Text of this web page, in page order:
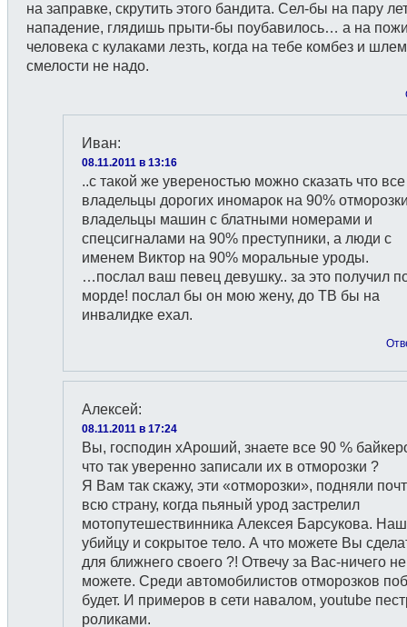
на заправке, скрутить этого бандита. Сел-бы на пару
нападение, глядишь прыти-бы поубавилось… а на
человека с кулаками лезть, когда на тебе комбез и
смелости не надо.
Иван:
08.11.2011 в 13:16
..с такой же увереностью можно сказать что все
владельцы дорогих иномарок на 90%
владельцы машин с блатными номерами и
спецсигналами на 90% преступники, а люди с
именем Виктор на 90% моральные уроды.
…послал ваш певец девушку.. за это получил
морде! послал бы он мою жену, до ТВ бы на
инвалидке ехал.
Алексей:
08.11.2011 в 17:24
Вы, господин хАроший, знаете все 90 %
что так уверенно записали их в отморозки ?
Я Вам так скажу, эти «отморозки», подняли
всю страну, когда пьяный урод застрелил
мотопутешествинника Алексея Барсукова.
убийцу и сокрытое тело. А что можете Вы
для ближнего своего ?! Отвечу за Вас-ничего не
можете. Среди автомобилистов отморозков
будет. И примеров в сети навалом, youtube
роликами.